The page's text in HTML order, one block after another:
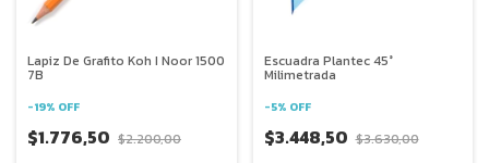
Lapiz De Grafito Koh I Noor 1500
7B
-19% OFF
$1.776,50 $2.200,00
Escuadra Plantec 45°
Milimetrada
-5% OFF
$3.448,50 $3.630,00